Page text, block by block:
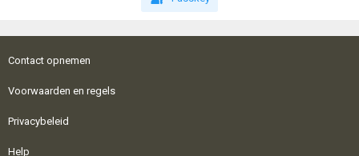
Contact opnemen
Voorwaarden en regels
Privacybeleid
Help